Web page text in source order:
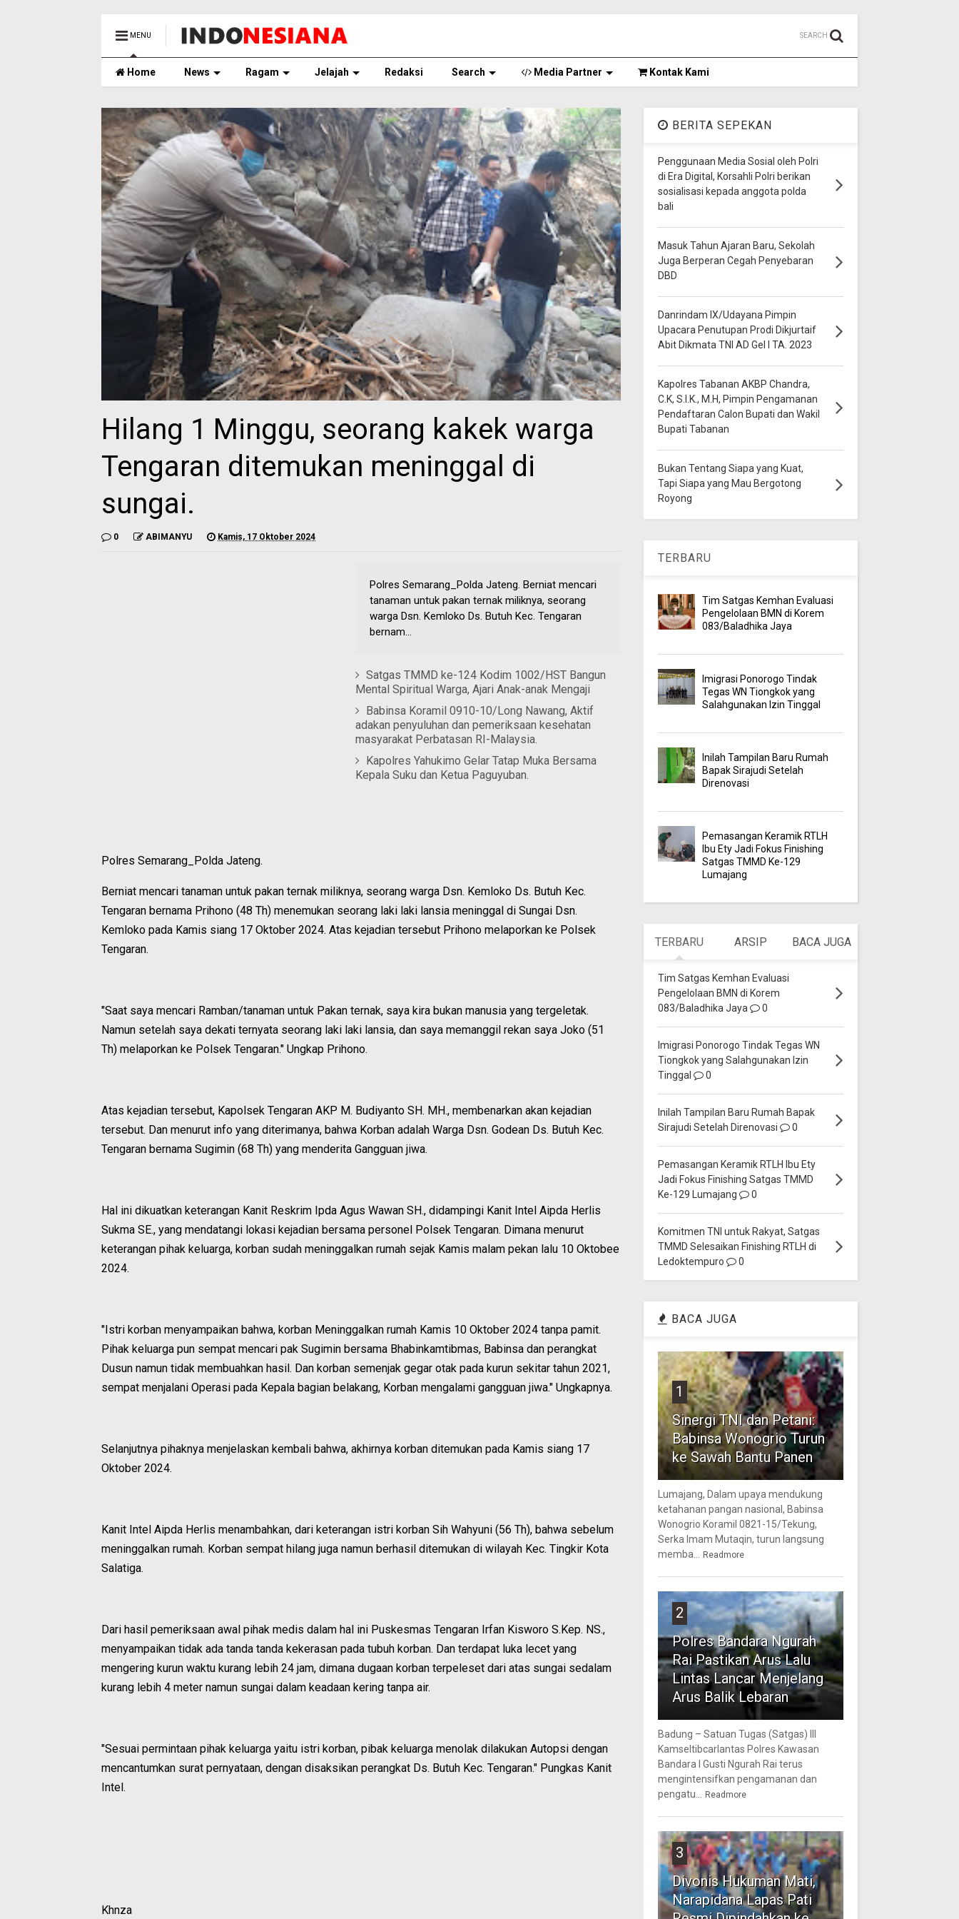
MENU SEARCH
Home News Ragam Jelajah Redaksi Search Media Partner Kontak Kami
Hilang 1 Minggu, seorang kakek warga
Tengaran ditemukan meninggal di
sungai.
0 ABIMANYU Kamis, 17 Oktober 2024
Polres Semarang_Polda Jateng. Berniat mencari
tanaman untuk pakan ternak miliknya, seorang
warga Dsn. Kemloko Ds. Butuh Kec. Tengaran
bernam...
Satgas TMMD ke-124 Kodim 1002/HST Bangun
Mental Spiritual Warga, Ajari Anak-anak Mengaji
Babinsa Koramil 0910-10/Long Nawang, Aktif
adakan penyuluhan dan pemeriksaan kesehatan
masyarakat Perbatasan RI-Malaysia.
Kapolres Yahukimo Gelar Tatap Muka Bersama
Kepala Suku dan Ketua Paguyuban.
Polres Semarang_Polda Jateng.
Berniat mencari tanaman untuk pakan ternak miliknya, seorang warga Dsn. Kemloko Ds. Butuh Kec.
Tengaran bernama Prihono (48 Th) menemukan seorang laki laki lansia meninggal di Sungai Dsn.
Kemloko pada Kamis siang 17 Oktober 2024. Atas kejadian tersebut Prihono melaporkan ke Polsek
Tengaran.
"Saat saya mencari Ramban/tanaman untuk Pakan ternak, saya kira bukan manusia yang tergeletak.
Namun setelah saya dekati ternyata seorang laki laki lansia, dan saya memanggil rekan saya Joko (51
Th) melaporkan ke Polsek Tengaran." Ungkap Prihono.
Atas kejadian tersebut, Kapolsek Tengaran AKP M. Budiyanto SH. MH., membenarkan akan kejadian
tersebut. Dan menurut info yang diterimanya, bahwa Korban adalah Warga Dsn. Godean Ds. Butuh Kec.
Tengaran bernama Sugimin (68 Th) yang menderita Gangguan jiwa.
Hal ini dikuatkan keterangan Kanit Reskrim Ipda Agus Wawan SH., didampingi Kanit Intel Aipda Herlis
Sukma SE., yang mendatangi lokasi kejadian bersama personel Polsek Tengaran. Dimana menurut
keterangan pihak keluarga, korban sudah meninggalkan rumah sejak Kamis malam pekan lalu 10 Oktobee
2024.
"Istri korban menyampaikan bahwa, korban Meninggalkan rumah Kamis 10 Oktober 2024 tanpa pamit.
Pihak keluarga pun sempat mencari pak Sugimin bersama Bhabinkamtibmas, Babinsa dan perangkat
Dusun namun tidak membuahkan hasil. Dan korban semenjak gegar otak pada kurun sekitar tahun 2021,
sempat menjalani Operasi pada Kepala bagian belakang, Korban mengalami gangguan jiwa." Ungkapnya.
Selanjutnya pihaknya menjelaskan kembali bahwa, akhirnya korban ditemukan pada Kamis siang 17
Oktober 2024.
Kanit Intel Aipda Herlis menambahkan, dari keterangan istri korban Sih Wahyuni (56 Th), bahwa sebelum
meninggalkan rumah. Korban sempat hilang juga namun berhasil ditemukan di wilayah Kec. Tingkir Kota
Salatiga.
Dari hasil pemeriksaan awal pihak medis dalam hal ini Puskesmas Tengaran Irfan Kisworo S.Kep. NS.,
menyampaikan tidak ada tanda tanda kekerasan pada tubuh korban. Dan terdapat luka lecet yang
mengering kurun waktu kurang lebih 24 jam, dimana dugaan korban terpeleset dari atas sungai sedalam
kurang lebih 4 meter namun sungai dalam keadaan kering tanpa air.
"Sesuai permintaan pihak keluarga yaitu istri korban, pibak keluarga menolak dilakukan Autopsi dengan
mencantumkan surat pernyataan, dengan disaksikan perangkat Ds. Butuh Kec. Tengaran." Pungkas Kanit
Intel.
Khnza
BERITA SEPEKAN
Penggunaan Media Sosial oleh Polri
di Era Digital, Korsahli Polri berikan
sosialisasi kepada anggota polda
bali
Masuk Tahun Ajaran Baru, Sekolah
Juga Berperan Cegah Penyebaran
DBD
Danrindam IX/Udayana Pimpin
Upacara Penutupan Prodi Dikjurtaif
Abit Dikmata TNI AD Gel I TA. 2023
Kapolres Tabanan AKBP Chandra,
C.K, S.I.K., M.H, Pimpin Pengamanan
Pendaftaran Calon Bupati dan Wakil
Bupati Tabanan
Bukan Tentang Siapa yang Kuat,
Tapi Siapa yang Mau Bergotong
Royong
TERBARU
Tim Satgas Kemhan Evaluasi
Pengelolaan BMN di Korem
083/Baladhika Jaya
Imigrasi Ponorogo Tindak
Tegas WN Tiongkok yang
Salahgunakan Izin Tinggal
Inilah Tampilan Baru Rumah
Bapak Sirajudi Setelah
Direnovasi
Pemasangan Keramik RTLH
Ibu Ety Jadi Fokus Finishing
Satgas TMMD Ke-129
Lumajang
TERBARU ARSIP BACA JUGA
Tim Satgas Kemhan Evaluasi
Pengelolaan BMN di Korem
083/Baladhika Jaya
0
Imigrasi Ponorogo Tindak Tegas WN
Tiongkok yang Salahgunakan Izin
Tinggal
0
Inilah Tampilan Baru Rumah Bapak
Sirajudi Setelah Direnovasi
0
Pemasangan Keramik RTLH Ibu Ety
Jadi Fokus Finishing Satgas TMMD
Ke-129 Lumajang
0
Komitmen TNI untuk Rakyat, Satgas
TMMD Selesaikan Finishing RTLH di
Ledoktempuro
0
BACA JUGA
1
Sinergi TNI dan Petani:
Babinsa Wonogrio Turun
ke Sawah Bantu Panen
Lumajang, Dalam upaya mendukung
ketahanan pangan nasional, Babinsa
Wonogrio Koramil 0821-15/Tekung,
Serka Imam Mutaqin, turun langsung
memba... Readmore
2
Polres Bandara Ngurah
Rai Pastikan Arus Lalu
Lintas Lancar Menjelang
Arus Balik Lebaran
Badung – Satuan Tugas (Satgas) III
Kamseltibcarlantas Polres Kawasan
Bandara I Gusti Ngurah Rai terus
mengintensifkan pengamanan dan
pengatu... Readmore
3
Divonis Hukuman Mati,
Narapidana Lapas Pati